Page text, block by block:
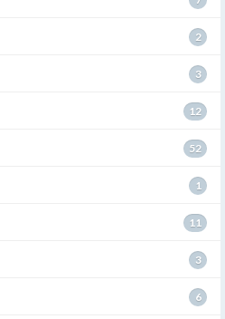
2
3
12
52
1
11
3
6